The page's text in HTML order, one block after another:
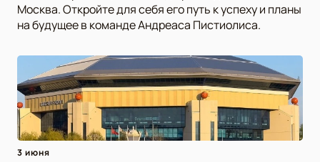
Москва. Откройте для себя его путь к успеху и планы
на будущее в команде Андреаса Пистиолиса.
3 июня